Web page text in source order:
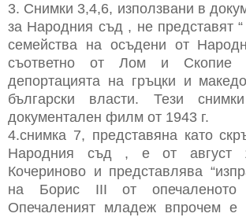
3. Снимки 3,4,6, използвани в
за Народния съд , не представят
семейства на осъдени от
съответно от Лом и Скопие
депортацията на гръцки и
български власти. Тези
документален филм от 1943 г.
4.снимка 7, представяна като
Народния съд , е от август
Кочериново и представлява
на Борис III от опечаленото
Опечаленият младеж впрочем е